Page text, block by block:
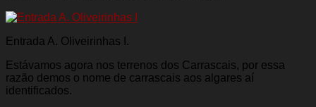
Entrada A. Oliveirinhas I.
Estávamos agora nos terrenos dos Carrascais, por essa
razão demos o nome de carrascais aos algares aí
identificados.